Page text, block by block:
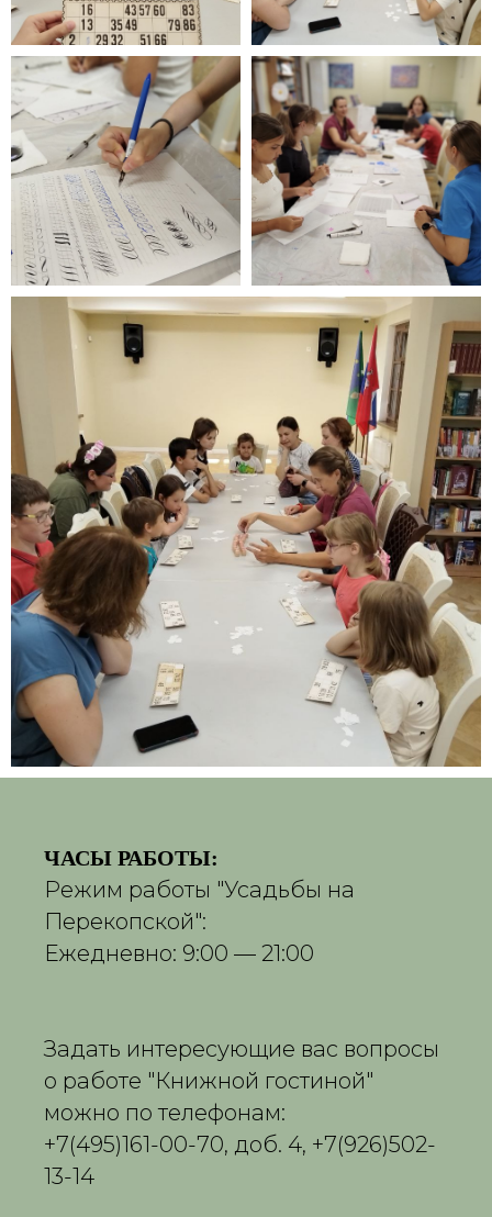
ЧАСЫ РАБОТЫ:
Режим работы "Усадьбы на
Перекопской":
Ежедневно: 9:00 — 21:00
Задать интересующие вас вопросы
о работе "Книжной гостиной"
можно по телефонам:
+7(495)161-00-70, доб. 4, +7(926)502-
13-14